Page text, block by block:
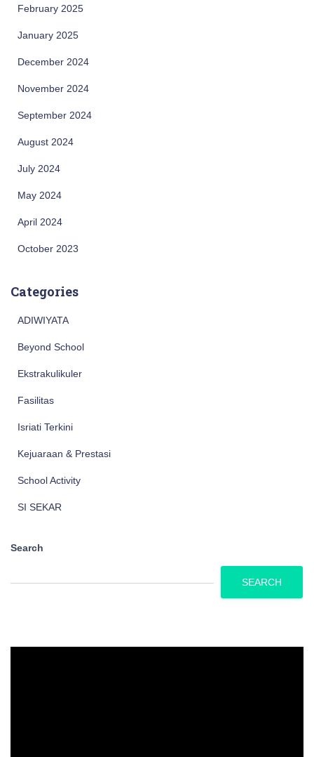
February 2025
January 2025
December 2024
November 2024
September 2024
August 2024
July 2024
May 2024
April 2024
October 2023
Categories
ADIWIYATA
Beyond School
Ekstrakulikuler
Fasilitas
Isriati Terkini
Kejuaraan & Prestasi
School Activity
SI SEKAR
Search
SEARCH